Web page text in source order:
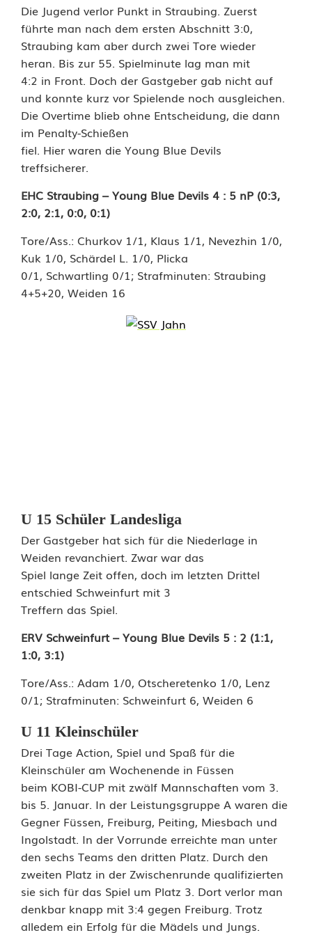
v
i
l
s
W
e
i
d
e
n
m
i
e
m
P
r
o
g
r
a
m
m
Die Jugend verlor Punkt in Straubing. Zuerst
führte man nach dem ersten Abschnitt 3:0,
Straubing kam aber durch zwei Tore wieder
heran. Bis zur 55. Spielminute lag man mit
4:2 in Front. Doch der Gastgeber gab nicht auf
und konnte kurz vor Spielende noch ausgleichen.
Die Overtime blieb ohne Entscheidung, die dann
im Penalty-Schießen
fiel. Hier waren die Young Blue Devils
treffsicherer.
EHC Straubing – Young Blue Devils 4 : 5 nP (0:3,
2:0, 2:1, 0:0, 0:1)
Tore/Ass.: Churkov 1/1, Klaus 1/1, Nevezhin 1/0,
Kuk 1/0, Schärdel L. 1/0, Plicka
0/1, Schwartling 0/1; Strafminuten: Straubing
4+5+20, Weiden 16
U 15 Schüler Landesliga
Der Gastgeber hat sich für die Niederlage in
Weiden revanchiert. Zwar war das
Spiel lange Zeit offen, doch im letzten Drittel
entschied Schweinfurt mit 3
Treffern das Spiel.
ERV Schweinfurt – Young Blue Devils 5 : 2 (1:1,
1:0, 3:1)
Tore/Ass.: Adam 1/0, Otscheretenko 1/0, Lenz
0/1; Strafminuten: Schweinfurt 6, Weiden 6
U 11 Kleinschüler
Drei Tage Action, Spiel und Spaß für die
Kleinschüler am Wochenende in Füssen
beim KOBI-CUP mit zwälf Mannschaften vom 3.
bis 5. Januar. In der Leistungsgruppe A waren die
Gegner Füssen, Freiburg, Peiting, Miesbach und
Ingolstadt. In der Vorrunde erreichte man unter
den sechs Teams den dritten Platz. Durch den
zweiten Platz in der Zwischenrunde qualifizierten
sie sich für das Spiel um Platz 3. Dort verlor man
denkbar knapp mit 3:4 gegen Freiburg. Trotz
alledem ein Erfolg für die Mädels und Jungs.